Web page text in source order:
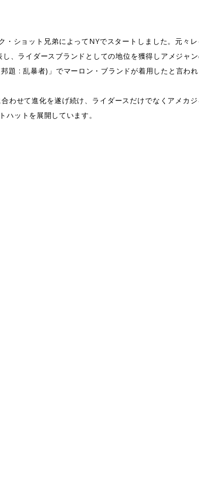
ショット兄弟によってNYでスタートしました。元々
、ライダースブランドとしての地位を獲得しアメジャ
題 : 乱暴者)」でマーロン・ブランドが着用したと言わ
わせて進化を遂げ続け、ライダースだけでなくアメカ
ハットを展開しています。